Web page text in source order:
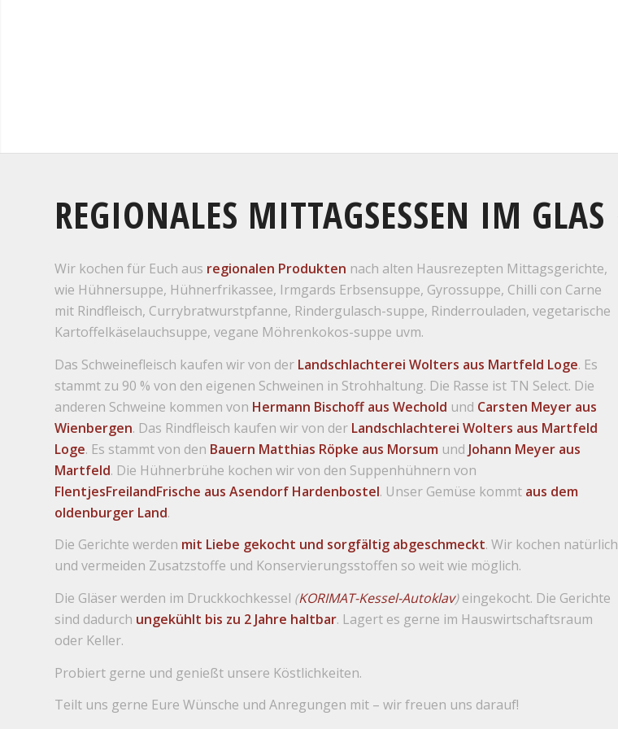
REGIONALES MITTAGSESSEN IM GLAS
Wir kochen für Euch aus regionalen Produkten nach alten Hausrezepten Mittagsgerichte,
wie Hühnersuppe, Hühnerfrikassee, Irmgards Erbsensuppe, Gyrossuppe, Chilli con Carne
mit Rindfleisch, Currybratwurstpfanne, Rindergulasch-suppe, Rinderrouladen, vegetarische
Kartoffelkäselauchsuppe, vegane Möhrenkokos-suppe uvm.
Das Schweinefleisch kaufen wir von der Landschlachterei Wolters aus Martfeld Loge. Es
stammt zu 90 % von den eigenen Schweinen in Strohhaltung. Die Rasse ist TN Select. Die
anderen Schweine kommen von Hermann Bischoff aus Wechold und Carsten Meyer aus
Wienbergen. Das Rindfleisch kaufen wir von der Landschlachterei Wolters aus Martfeld
Loge. Es stammt von den Bauern Matthias Röpke aus Morsum und Johann Meyer aus
Martfeld. Die Hühnerbrühe kochen wir von den Suppenhühnern von
FlentjesFreilandFrische aus Asendorf Hardenbostel. Unser Gemüse kommt aus dem
oldenburger Land.
Die Gerichte werden mit Liebe gekocht und sorgfältig abgeschmeckt. Wir kochen natürlich
und vermeiden Zusatzstoffe und Konservierungsstoffen so weit wie möglich.
Die Gläser werden im Druckkochkessel (KORIMAT-Kessel-Autoklav)eingekocht. Die Gerichte
sind dadurch ungekühlt bis zu 2 Jahre haltbar. Lagert es gerne im Hauswirtschaftsraum
oder Keller.
Probiert gerne und genießt unsere Köstlichkeiten.
Teilt uns gerne Eure Wünsche und Anregungen mit – wir freuen uns darauf!